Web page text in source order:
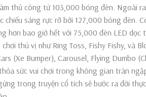
thủ công từ 103,000 bóng đèn. Ngoài
chiếu sáng rực rỡ bởi 127,000 bóng đèn.
hơn bao giờ hết với 75,000 đèn LED dọc
thú vị như Ring Toss, Fishy Fishy, và
(Xe Bumper), Carousel, Flying Dumbo
sức vui chơi trong không gian tràn
trong truyện cổ tích sẽ bước ra đời